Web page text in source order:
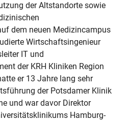
der Altstandorte sowie
dem neuen Medizincampus
Wirtschaftsingenieur
IT und
der KRH Kliniken Region
er 13 Jahre lang sehr
der Potsdamer Klinik
und war davor Direktor
Hamburg-